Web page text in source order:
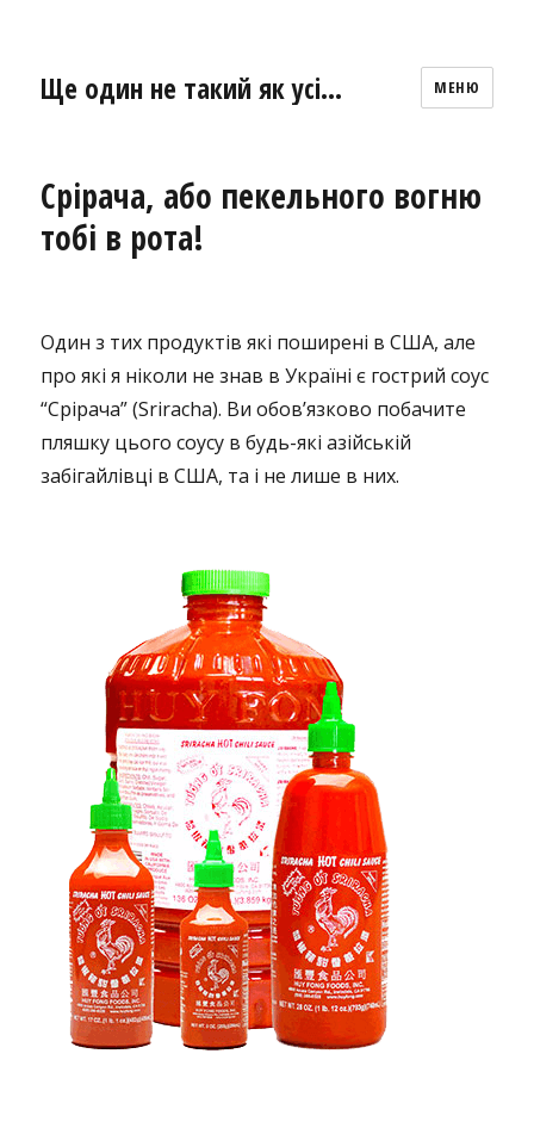
Ще один не такий як усі… МЕНЮ
Срірача, або пекельного вогню
тобі в рота!
Один з тих продуктів які поширені в США, але
про які я ніколи не знав в Україні є гострий соус
“Срірача” (Sriracha). Ви обов’язково побачите
пляшку цього соусу в будь-які азійській
забігайлівці в США, та і не лише в них.